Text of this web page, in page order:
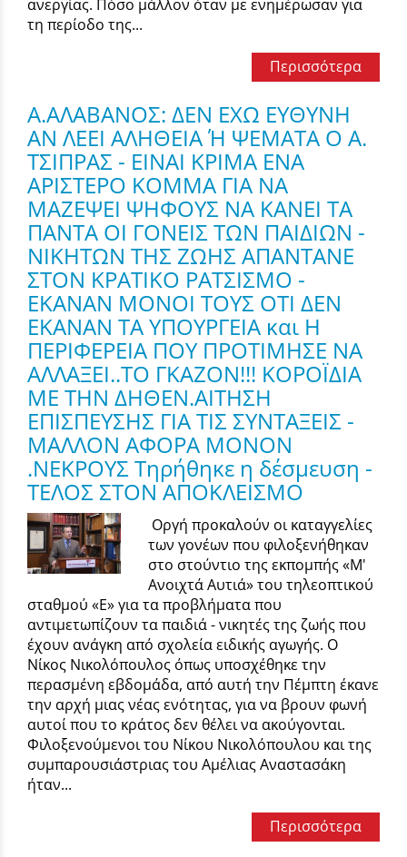
ανεργίας. Πόσο μάλλον όταν με ενημέρωσαν για
τη περίοδο της...
Περισσότερα
Α.ΑΛΑΒΑΝΟΣ: ΔΕΝ ΕΧΩ ΕΥΘΥΝΗ
ΑΝ ΛΕΕΙ ΑΛΗΘΕΙΑ Ή ΨΕΜΑΤΑ Ο Α.
ΤΣΙΠΡΑΣ - ΕΙΝΑΙ ΚΡΙΜΑ ΕΝΑ
ΑΡΙΣΤΕΡΟ ΚΟΜΜΑ ΓΙΑ ΝΑ
ΜΑΖΕΨΕΙ ΨΗΦΟΥΣ ΝΑ ΚΑΝΕΙ ΤΑ
ΠΑΝΤΑ ΟΙ ΓΟΝΕΙΣ ΤΩΝ ΠΑΙΔΙΩΝ -
ΝΙΚΗΤΩΝ ΤΗΣ ΖΩΗΣ ΑΠΑΝΤΑΝΕ
ΣΤΟΝ ΚΡΑΤΙΚΟ ΡΑΤΣΙΣΜΟ -
ΕΚΑΝΑΝ ΜΟΝΟΙ ΤΟΥΣ ΟΤΙ ΔΕΝ
ΕΚΑΝΑΝ ΤΑ ΥΠΟΥΡΓΕΙΑ και Η
ΠΕΡΙΦΕΡΕΙΑ ΠΟΥ ΠΡΟΤΙΜΗΣΕ ΝΑ
ΑΛΛΑΞΕΙ..ΤΟ ΓΚΑΖΟΝ!!! ΚΟΡΟΪΔΙΑ
ΜΕ ΤΗΝ ΔΗΘΕΝ.ΑΙΤΗΣΗ
ΕΠΙΣΠΕΥΣΗΣ ΓΙΑ ΤΙΣ ΣΥΝΤΑΞΕΙΣ -
ΜΑΛΛΟΝ ΑΦΟΡΑ ΜΟΝΟΝ
.ΝΕΚΡΟΥΣ Τηρήθηκε η δέσμευση -
ΤΕΛΟΣ ΣΤΟΝ ΑΠΟΚΛΕΙΣΜΟ
Οργή προκαλούν οι καταγγελίες
των γονέων που φιλοξενήθηκαν
στο στούντιο της εκπομπής «Μ'
Ανοιχτά Αυτιά» του τηλεοπτικού
σταθμού «Ε» για τα προβλήματα που
αντιμετωπίζουν τα παιδιά - νικητές της ζωής που
έχουν ανάγκη από σχολεία ειδικής αγωγής. Ο
Νίκος Νικολόπουλος όπως υποσχέθηκε την
περασμένη εβδομάδα, από αυτή την Πέμπτη έκανε
την αρχή μιας νέας ενότητας, για να βρουν φωνή
αυτοί που το κράτος δεν θέλει να ακούγονται.
Φιλοξενούμενοι του Νίκου Νικολόπουλου και της
συμπαρουσιάστριας του Αμέλιας Αναστασάκη
ήταν...
Περισσότερα